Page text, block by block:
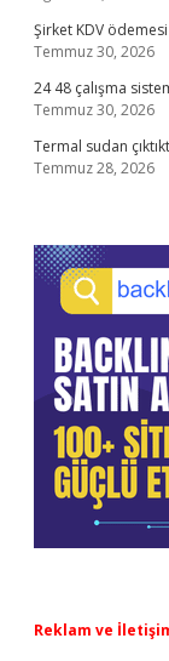
Şirket KDV ödemesi
Temmuz 30, 2026
24 48 çalışma
Temmuz 30, 2026
Termal sudan
Temmuz 28, 2026
Reklam ve